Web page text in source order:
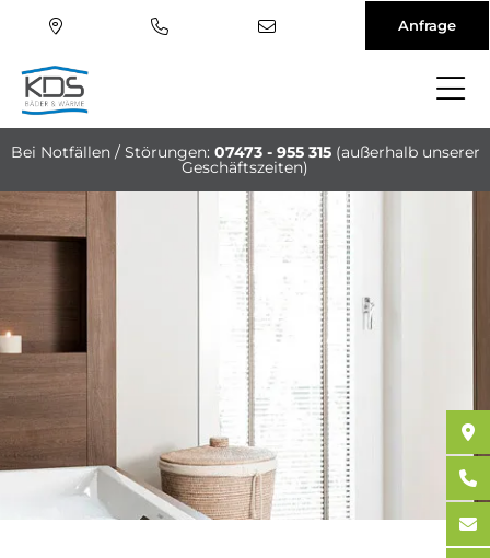
zum
Anfrage
Bei Notfällen / Störungen: 07473 - 955 315 (außerhalb unserer
Geschäftszeiten)